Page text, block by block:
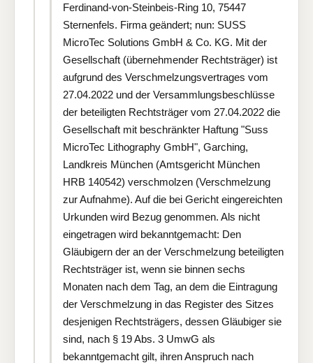
Ferdinand-von-Steinbeis-Ring 10, 75447
Sternenfels. Firma geändert; nun: SUSS
MicroTec Solutions GmbH & Co. KG. Mit der
Gesellschaft (übernehmender Rechtsträger) ist
aufgrund des Verschmelzungsvertrages vom
27.04.2022 und der Versammlungsbeschlüsse
der beteiligten Rechtsträger vom 27.04.2022 die
Gesellschaft mit beschränkter Haftung "Suss
MicroTec Lithography GmbH", Garching,
Landkreis München (Amtsgericht München
HRB 140542) verschmolzen (Verschmelzung
zur Aufnahme). Auf die bei Gericht eingereichten
Urkunden wird Bezug genommen. Als nicht
eingetragen wird bekanntgemacht: Den
Gläubigern der an der Verschmelzung beteiligten
Rechtsträger ist, wenn sie binnen sechs
Monaten nach dem Tag, an dem die Eintragung
der Verschmelzung in das Register des Sitzes
desjenigen Rechtsträgers, dessen Gläubiger sie
sind, nach § 19 Abs. 3 UmwG als
bekanntgemacht gilt, ihren Anspruch nach